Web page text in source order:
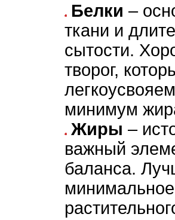
Белки –
ткани и
сытости.
творог,
минимум
Жиры –
важный
баланса.